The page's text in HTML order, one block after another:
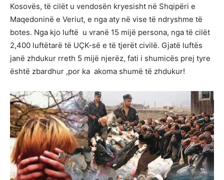
Kosovës, të cilët u vendosën kryesisht në Shqipëri e
Maqedoninë e Veriut, e nga aty në vise të ndryshme të
botes. Nga kjo luftë u vranë 15 mijë persona, nga të cilët
2,400 luftëtarë të UÇK-së e të tjerët civilë. Gjatë luftës
janë zhdukur rreth 5 mijë njerëz, fati i shumicës prej tyre
është zbardhur ,por ka akoma shumë të zhdukur!